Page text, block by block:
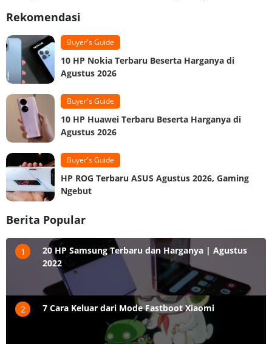
Rekomendasi
Buyer's Guide
10 HP Nokia Terbaru Beserta Harganya di
Agustus 2026
Buyer's Guide
10 HP Huawei Terbaru Beserta Harganya di
Agustus 2026
Buyer's Guide
HP ROG Terbaru ASUS Agustus 2026, Gaming
Ngebut
Berita Popular
1
20 HP Samsung Terbaru dan Harganya | Agustus
2022
2 7 Cara Keluar dari Mode Fastboot Xiaomi